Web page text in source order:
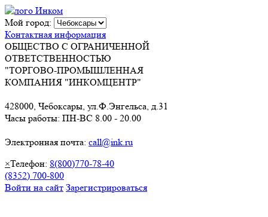
Мой город:
Контактная информация
ОБЩЕСТВО С ОГРАНИЧЕННОЙ
ОТВЕТСТВЕННОСТЬЮ
"ТОРГОВО-ПРОМЫШЛЕННАЯ
КОМПАНИЯ "ИНКОМЦЕНТР"
428000, Чебоксары, ул.Ф.Энгельса, д.31
Часы работы: ПН-ВС 8.00 - 20.00
Электронная почта: call@ink.ru
×Телефон: 8(800)770-78-40
(8352) 700-800
Войти на сайт Зарегистрироваться